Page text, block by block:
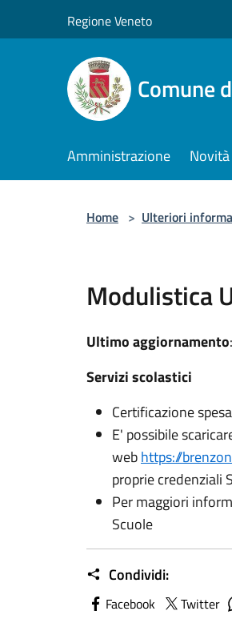
Regione Veneto
Comune
Amministrazione Novità
Home > Ulteriori
Modulistica
Ultimo aggiornamento
Servizi scolastici
Certificazione
E' possibile
webhttps://
proprie credenziali
Per maggiori
Scuole
Condividi:
Facebook Twitter